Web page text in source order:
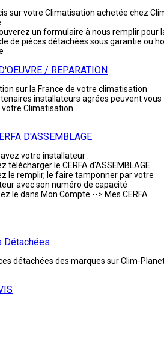
sur votre Climatisation achetée chez
un formulaire à nous remplir pour
de pièces détachées sous garantie ou
/ REPARATION
sur la France de votre climatisation
installateurs agrées peuvent vous
Climatisation
D'ASSEMBLAGE
votre installateur :
télécharger le CERFA d'ASSEMBLAGE
le remplir, le faire tamponner par votre
avec son numéro de capacité
le dans Mon Compte --> Mes CERFA
Détachées
détachées des marques sur Clim-